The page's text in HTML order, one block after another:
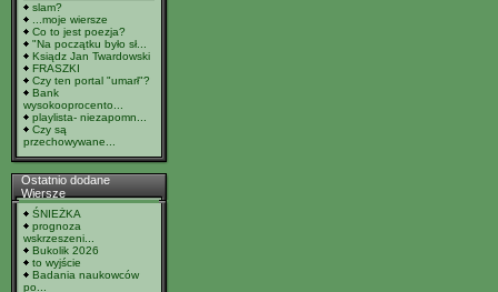
slam?
...moje wiersze
Co to jest poezja?
"Na początku było sł...
Ksiądz Jan Twardowski
FRASZKI
Czy ten portal "umarł"?
Bank
wysokooprocento...
playlista- niezapomn...
Czy są
przechowywane...
Ostatnio dodane
Wiersze
ŚNIEŻKA
prognoza
wskrzeszeni...
Bukolik 2026
to wyjście
Badania naukowców
po...